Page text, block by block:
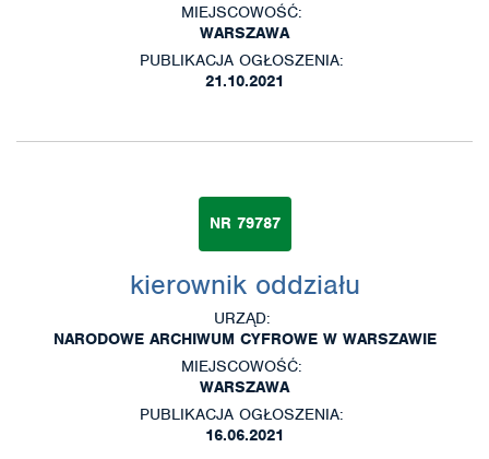
MIEJSCOWOŚĆ:
WARSZAWA
PUBLIKACJA OGŁOSZENIA:
21.10.2021
NR 79787
kierownik oddziału
URZĄD:
NARODOWE ARCHIWUM CYFROWE W WARSZAWIE
MIEJSCOWOŚĆ:
WARSZAWA
PUBLIKACJA OGŁOSZENIA:
16.06.2021